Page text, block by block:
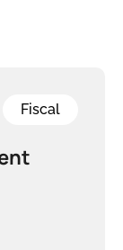
Fiscal